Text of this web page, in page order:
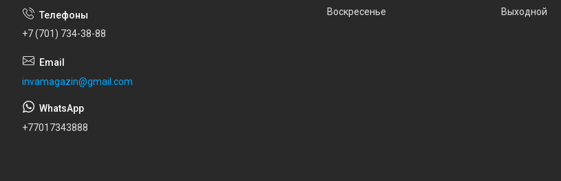
+7 (701) 734-38-88
invamagazin@gmail.com
+77017343888
Воскресенье
Выходной